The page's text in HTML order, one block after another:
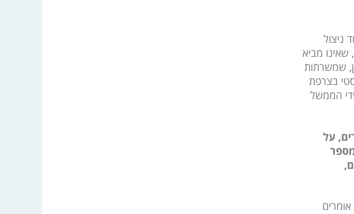
ניצול
מביא
שמשרתות
בצרפת
הממשל
על